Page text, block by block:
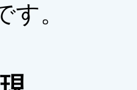
す。